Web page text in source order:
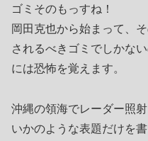
ゴミそのもっすね！
岡田克也から始まって、
されるべきゴミでしかな
には恐怖を覚えます。
沖縄の領海でレーダー照
いかのような表題だけを